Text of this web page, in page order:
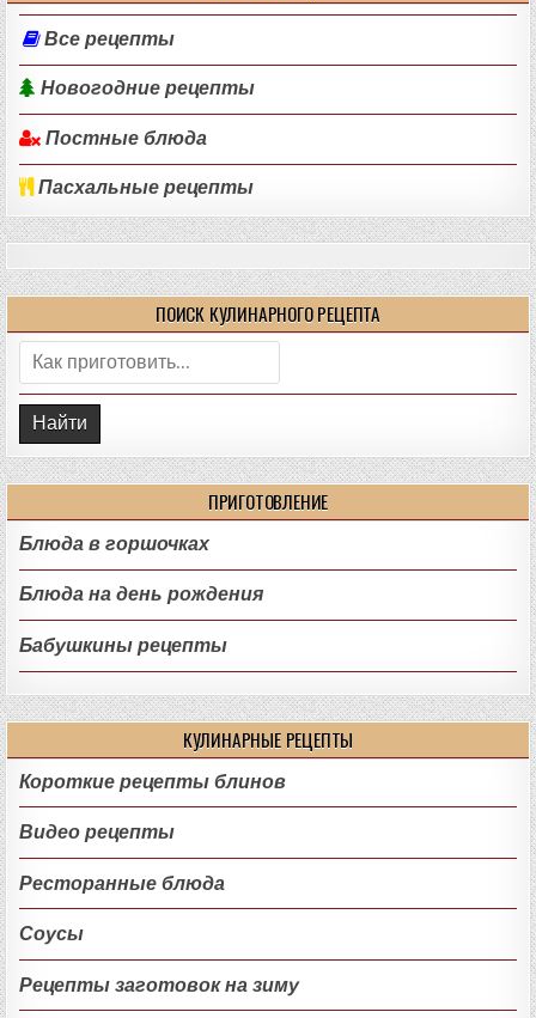
Все рецепты
Новогодние рецепты
Постные блюда
Пасхальные рецепты
ПОИСК КУЛИНАРНОГО РЕЦЕПТА
Поиск:
ПРИГОТОВЛЕНИЕ
Блюда в горшочках
Блюда на день рождения
Бабушкины рецепты
КУЛИНАРНЫЕ РЕЦЕПТЫ
Короткие рецепты блинов
Видео рецепты
Ресторанные блюда
Соусы
Рецепты заготовок на зиму